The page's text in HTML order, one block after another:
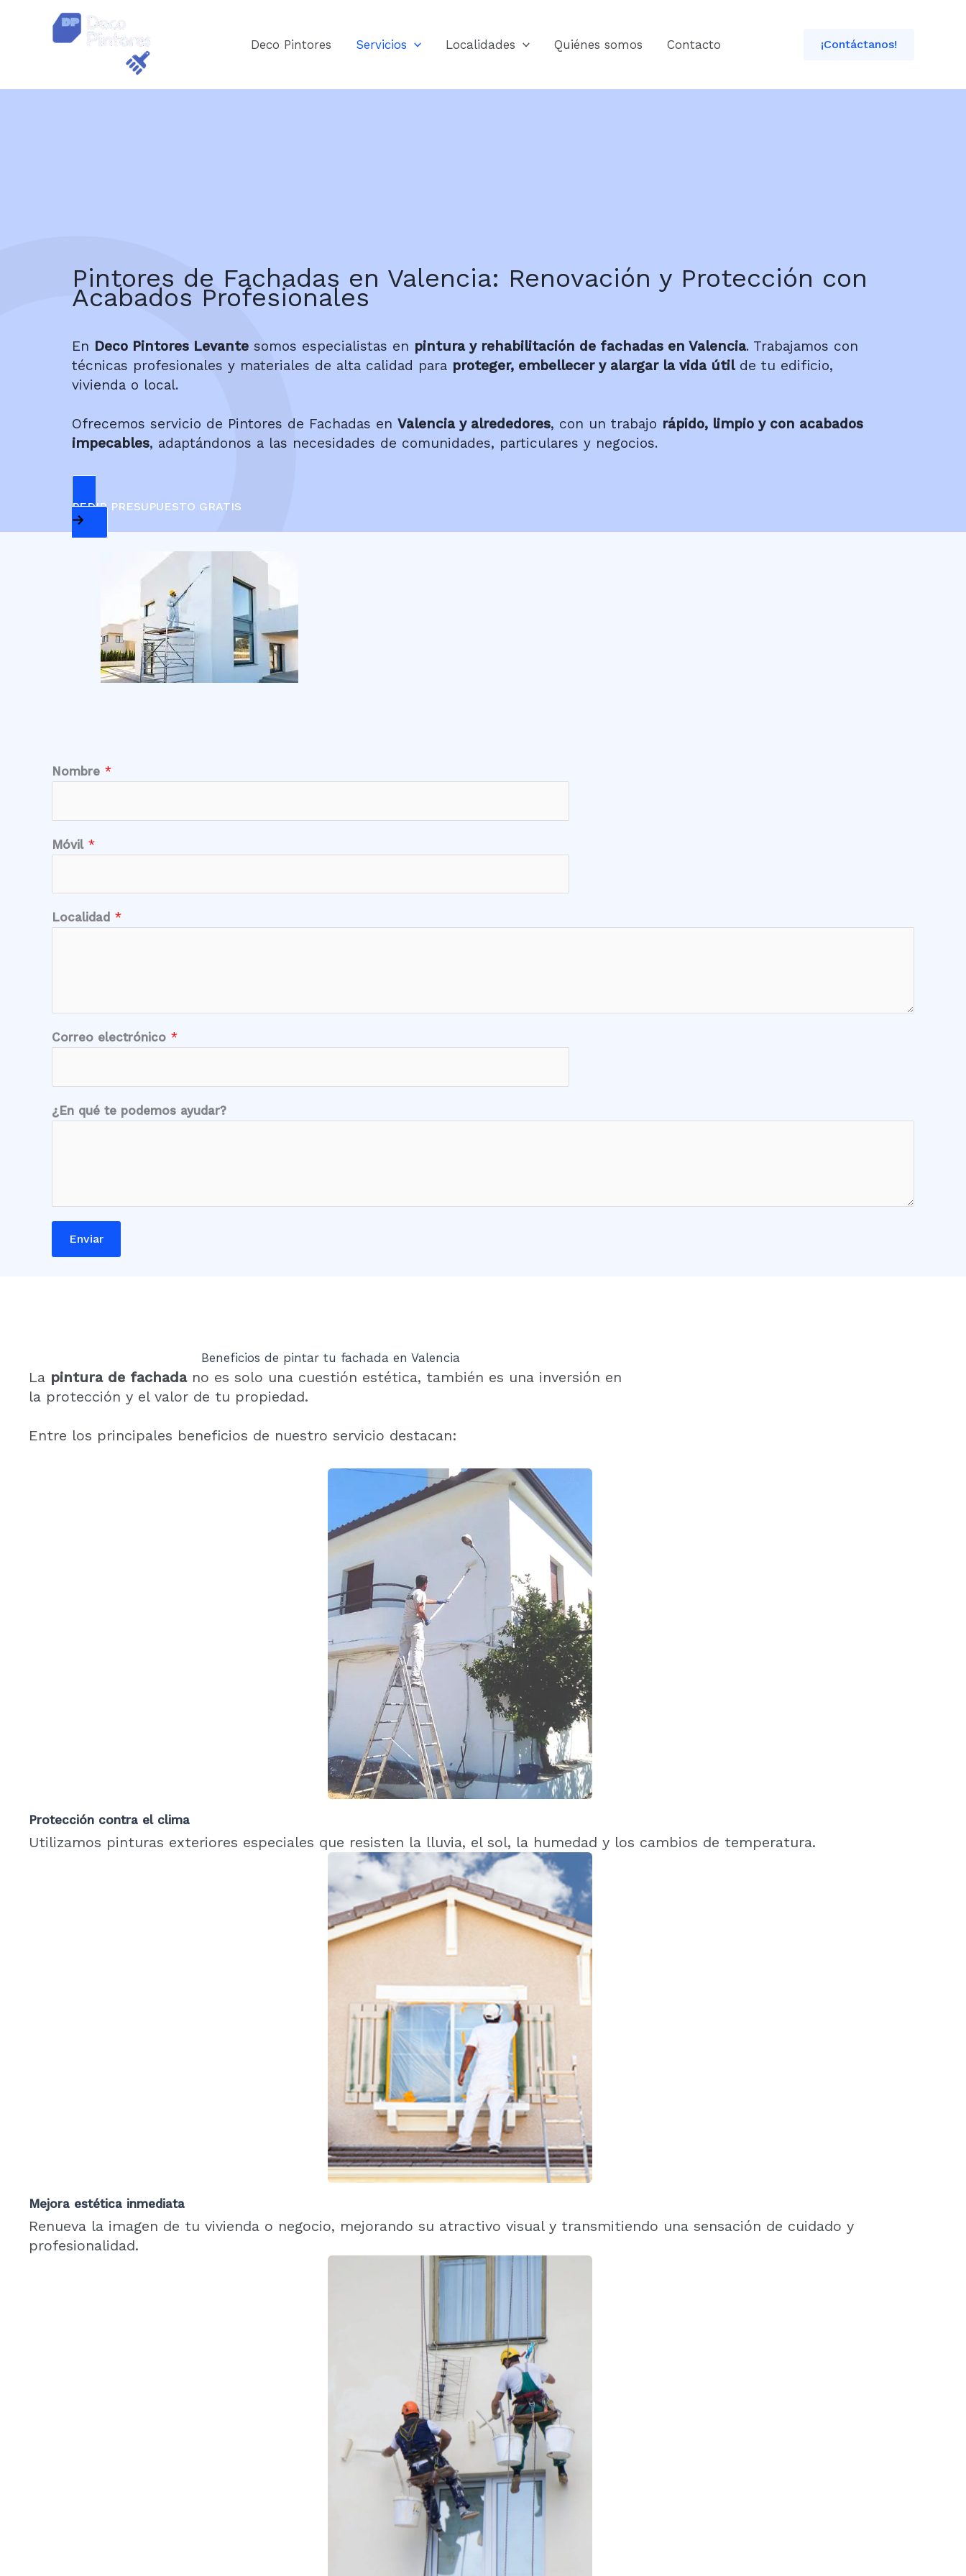
contenido
Deco Pintores Servicios Localidades Quiénes somos Contacto ¡Contáctanos!
Pintores de Fachadas en Valencia: Renovación y Protección con
Acabados Profesionales
En Deco Pintores Levante somos especialistas en pintura y rehabilitación de fachadas en Valencia. Trabajamos con
técnicas profesionales y materiales de alta calidad para proteger, embellecer y alargar la vida útilde tu edificio,
vivienda o local.
Ofrecemos servicio de Pintores de Fachadas en Valencia y alrededores, con un trabajo rápido, limpio y con acabados
impecables, adaptándonos a las necesidades de comunidades, particulares y negocios.
PEDIR PRESUPUESTO GRATIS
Nombre *
Móvil *
Localidad *
*
q
é
M
Correo electrónico *
¿En qué te podemos ayudar?
Enviar
Beneficios de pintar tu fachada en Valencia
La pintura de fachadano es solo una cuestión estética, también es una inversión en
la protección y el valor de tu propiedad.
Entre los principales beneficios de nuestro servicio destacan:
Protección contra el clima
Utilizamos pinturas exteriores especiales que resisten la lluvia, el sol, la humedad y los cambios de temperatura.
Mejora estética inmediata
Renueva la imagen de tu vivienda o negocio, mejorando su atractivo visual y transmitiendo una sensación de cuidado y
profesionalidad.